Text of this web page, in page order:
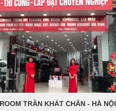
TRẦN KHÁT CHÂN - HÀ NỘI